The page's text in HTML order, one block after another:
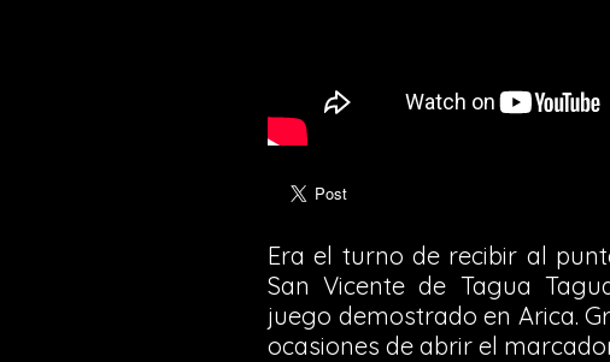
Era el turno de recibir al
San Vicente de Tagua
juego demostrado en Arica.
ocasiones de abrir el